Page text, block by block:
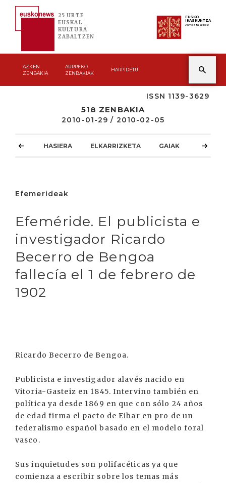
25 URTE
EUSKAL
KULTURA
ZABALTZEN
EUSKO
IKASKUNTZA
Asmoz ta jakitez
AZKEN
ZENBAKIA
AURREKO
ZENBAKIAK
HARPIDETU
ISSN 1139-3629
518 ZENBAKIA
2010-01-29 / 2010-02-05
HASIERA ELKARRIZKETA GAIAK
Efemerideak
Efeméride. El publicista e
investigador Ricardo
Becerro de Bengoa
fallecía el 1 de febrero de
1902
Ricardo Becerro de Bengoa.
Publicista e investigador alavés nacido en
Vitoria-Gasteiz en 1845. Intervino también en
política ya desde 1869 en que con sólo 24 años
de edad firma el pacto de Eibar en pro de un
federalismo español basado en el modelo foral
vasco.
Sus inquietudes son polifacéticas ya que
comienza a escribir sobre los temas más